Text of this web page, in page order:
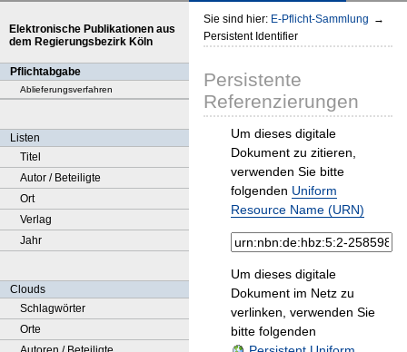
Elektronische Publikationen aus
dem Regierungsbezirk Köln
Pflichtabgabe
Ablieferungsverfahren
Listen
Titel
Autor / Beteiligte
Ort
Verlag
Jahr
Clouds
Schlagwörter
Orte
Sie sind hier: E-Pflicht-Sammlung →
Persistent Identifier
Persistente
Referenzierungen
Um dieses digitale
Dokument zu zitieren,
verwenden Sie bitte
folgenden Uniform
Resource Name (URN)
Um dieses digitale
Dokument im Netz zu
verlinken, verwenden Sie
bitte folgenden